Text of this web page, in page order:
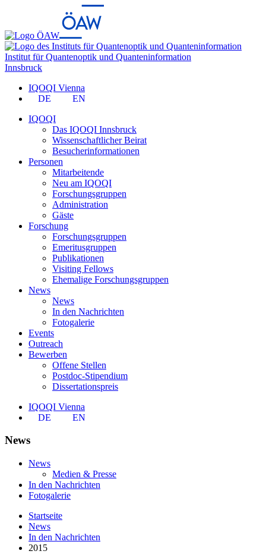
Institut für Quantenoptik und Quanteninformation
Innsbruck
IQOQI Vienna
DE
EN
IQOQI
Das IQOQI Innsbruck
Wissenschaftlicher Beirat
Besucherinformationen
Personen
Mitarbeitende
Neu am IQOQI
Forschungsgruppen
Administration
Gäste
Forschung
Forschungsgruppen
Emeritusgruppen
Publikationen
Visiting Fellows
Ehemalige Forschungsgruppen
News
News
In den Nachrichten
Fotogalerie
Events
Outreach
Bewerben
Offene Stellen
Postdoc-Stipendium
Dissertationspreis
IQOQI Vienna
DE
EN
News
News
Medien & Presse
In den Nachrichten
Fotogalerie
Startseite
News
In den Nachrichten
2015